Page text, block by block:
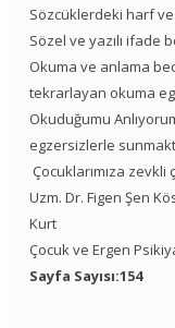
Sözcüklerdeki harf ve
Sözel ve yazılı ifade
Okuma ve anlama
tekrarlayan okuma
Okuduğumu
egzersizlerle
Çocuklarımıza
Uzm. Dr. Figen
Kurt
Çocuk ve Ergen
Sayfa Sayısı:154